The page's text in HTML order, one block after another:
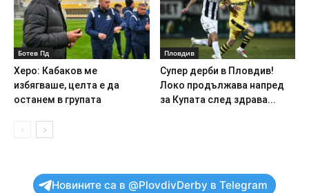
Ботев Пд
Херо: Кабаков ме
избягваше, целта е да
останем в групата
Пловдив
Супер дерби в Пловдив!
Локо продължава напред
за Купата след здрава...
Новините са в @PlovdivDerby в Telegram